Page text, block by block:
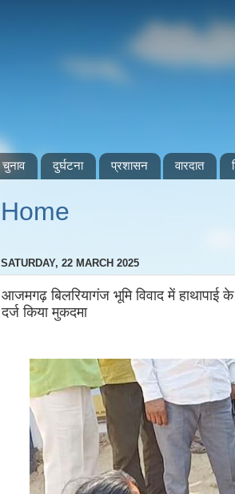
चुनाव दुर्घटना प्रशासन वारदात
Home
SATURDAY, 22 MARCH 2025
आजमगढ़ बिलरियागंज भूमि विवाद में
दर्ज किया मुकदमा